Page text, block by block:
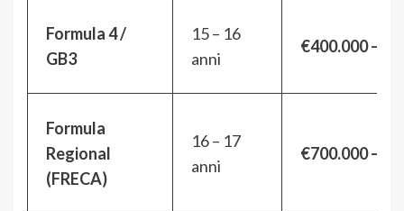
Formula 4 /
GB3
15 – 16
anni
€400.000 –
Formula
Regional
(FRECA)
16 – 17
anni
€700.000 –